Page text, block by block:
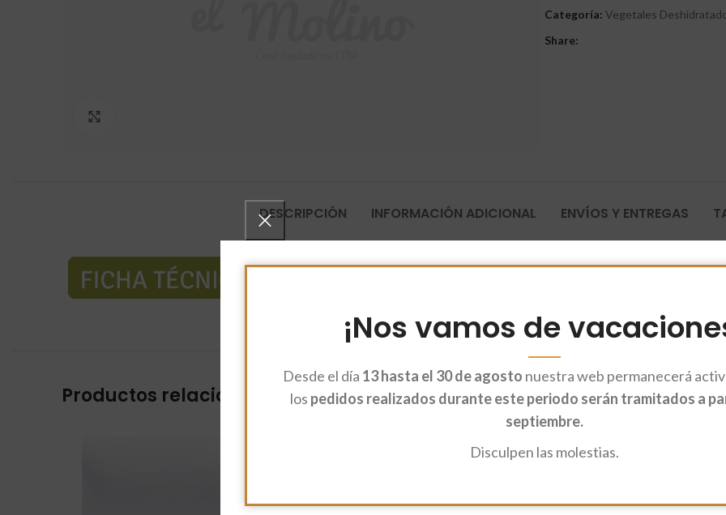
¡Nos vamos de
Desde el día 13 hasta el 30 de agosto nuestra web permanecerá
los pedidos realizados durante este periodo serán tramitados a
septiembre.
Disculpen las molestias.
Categoría: Vegetales
Share:
DESCRIPCIÓN INFORMACIÓN ADICIONAL ENVÍOS Y ENTREGAS
Productos relacionados